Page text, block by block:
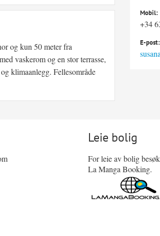
og kun 50 meter fra
vaskerom og en stor terrasse,
klimaanlegg. Fellesområde
Mobil:
+34
E-post:
Leie bolig
For leie av bolig
La Manga Booking.